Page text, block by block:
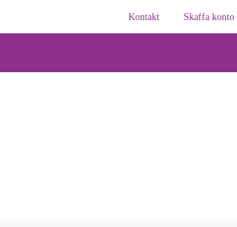
Kontakt
Skaffa konto